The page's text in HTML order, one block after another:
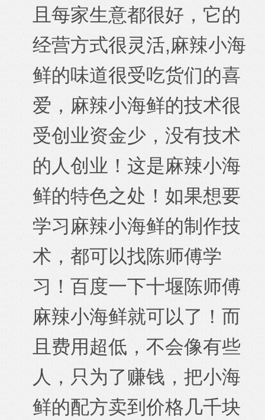
且每家生意都很好，它的
经营方式很灵活,麻辣小海
鲜的味道很受吃货们的喜
爱，麻辣小海鲜的技术很
受创业资金少，没有技术
的人创业！这是麻辣小海
鲜的特色之处！如果想要
学习麻辣小海鲜的制作技
术，都可以找陈师傅学
习！百度一下十堰陈师傅
麻辣小海鲜就可以了！而
且费用超低，不会像有些
人，只为了赚钱，把小海
鲜的配方卖到价格几千块